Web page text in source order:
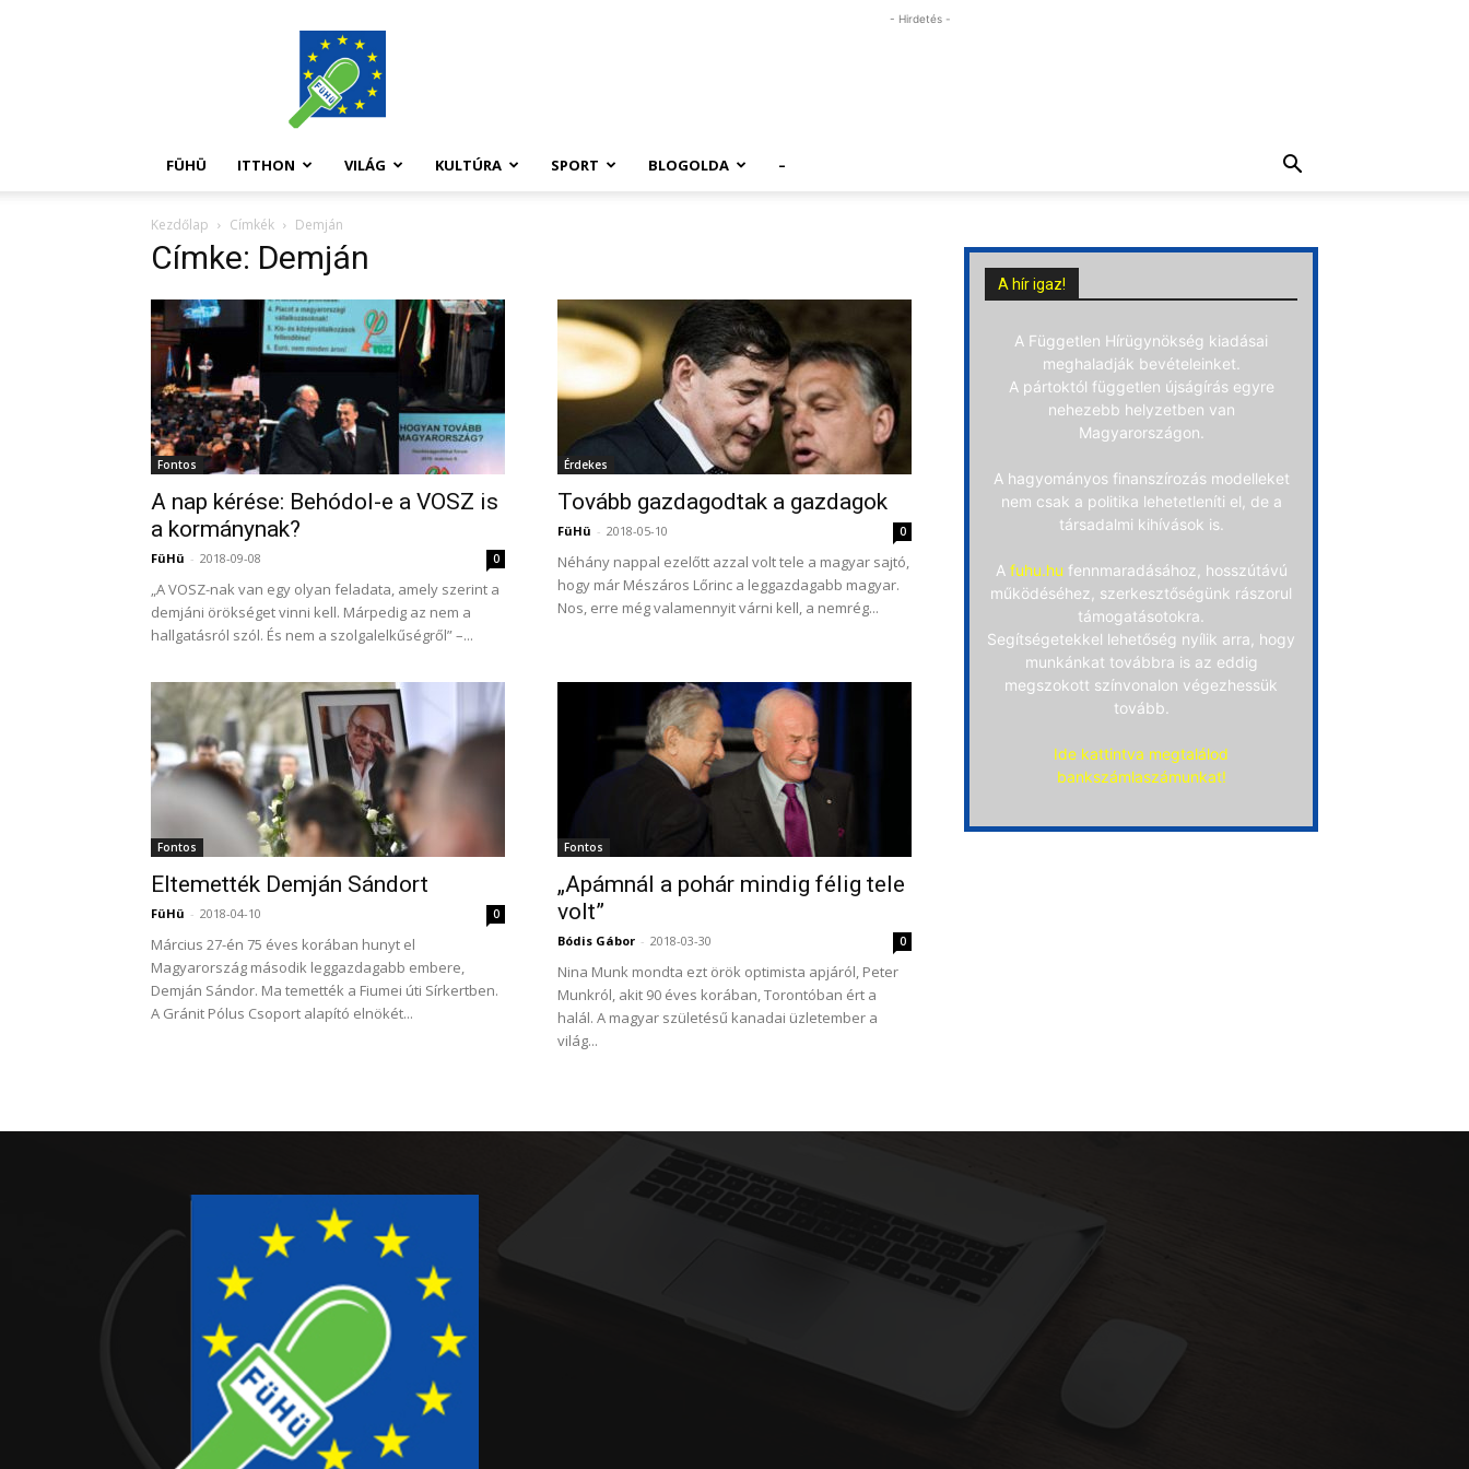
FüHü
- Hirdetés -
FÜHÜ ITTHON VILÁG KULTÚRA SPORT BLOGOLDA –
Kezdőlap Címkék Demján
Címke: Demján
Fontos
A nap kérése: Behódol-e a VOSZ is
a kormánynak?
FüHü - 2018-09-08 0
„A VOSZ-nak van egy olyan feladata, amely szerint a
demjáni örökséget vinni kell. Márpedig az nem a
hallgatásról szól. És nem a szolgalelkűségről” –...
Érdekes
Tovább gazdagodtak a gazdagok
FüHü - 2018-05-10 0
Néhány nappal ezelőtt azzal volt tele a magyar sajtó,
hogy már Mészáros Lőrinc a leggazdagabb magyar.
Nos, erre még valamennyit várni kell, a nemrég...
Fontos
Eltemették Demján Sándort
FüHü - 2018-04-10 0
Március 27-én 75 éves korában hunyt el
Magyarország második leggazdagabb embere,
Demján Sándor. Ma temették a Fiumei úti Sírkertben.
A Gránit Pólus Csoport alapító elnökét...
Fontos
„Apámnál a pohár mindig félig tele
volt”
Bódis Gábor - 2018-03-30 0
Nina Munk mondta ezt örök optimista apjáról, Peter
Munkról, akit 90 éves korában, Torontóban ért a
halál. A magyar születésű kanadai üzletember a
világ...
A hír igaz!
A Független Hírügynökség kiadásai
meghaladják bevételeinket.
A pártoktól független újságírás egyre
nehezebb helyzetben van
Magyarországon.
A hagyományos finanszírozás modelleket
nem csak a politika lehetetleníti el, de a
társadalmi kihívások is.
A fuhu.hu fennmaradásához, hosszútávú
működéséhez, szerkesztőségünk rászorul
támogatásotokra.
Segítségetekkel lehetőség nyílik arra, hogy
munkánkat továbbra is az eddig
megszokott színvonalon végezhessük
tovább.
Ide kattintva megtalálod
bankszámlaszámunkat!